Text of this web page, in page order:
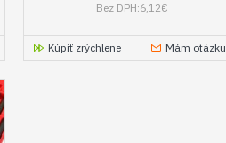
Bez DPH:6,12€
Kúpiť zrýchlene Mám otázku